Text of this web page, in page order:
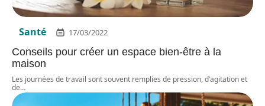
Santé 17/03/2022
Conseils pour créer un espace bien-être à la
maison
Les journées de travail sont souvent remplies de pression, d’agitation et
de…